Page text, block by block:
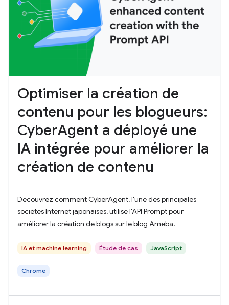
Optimiser la création de
contenu pour les blogueurs:
CyberAgent a déployé une
IA intégrée pour améliorer la
création de contenu
Découvrez comment CyberAgent, l'une des principales
sociétés Internet japonaises, utilise l'API Prompt pour
améliorer la création de blogs sur le blog Ameba.
IA et machine learning Étude de cas JavaScript
Chrome